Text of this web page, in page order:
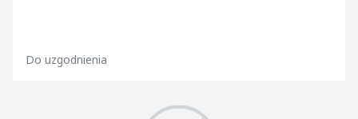
Do uzgodnienia